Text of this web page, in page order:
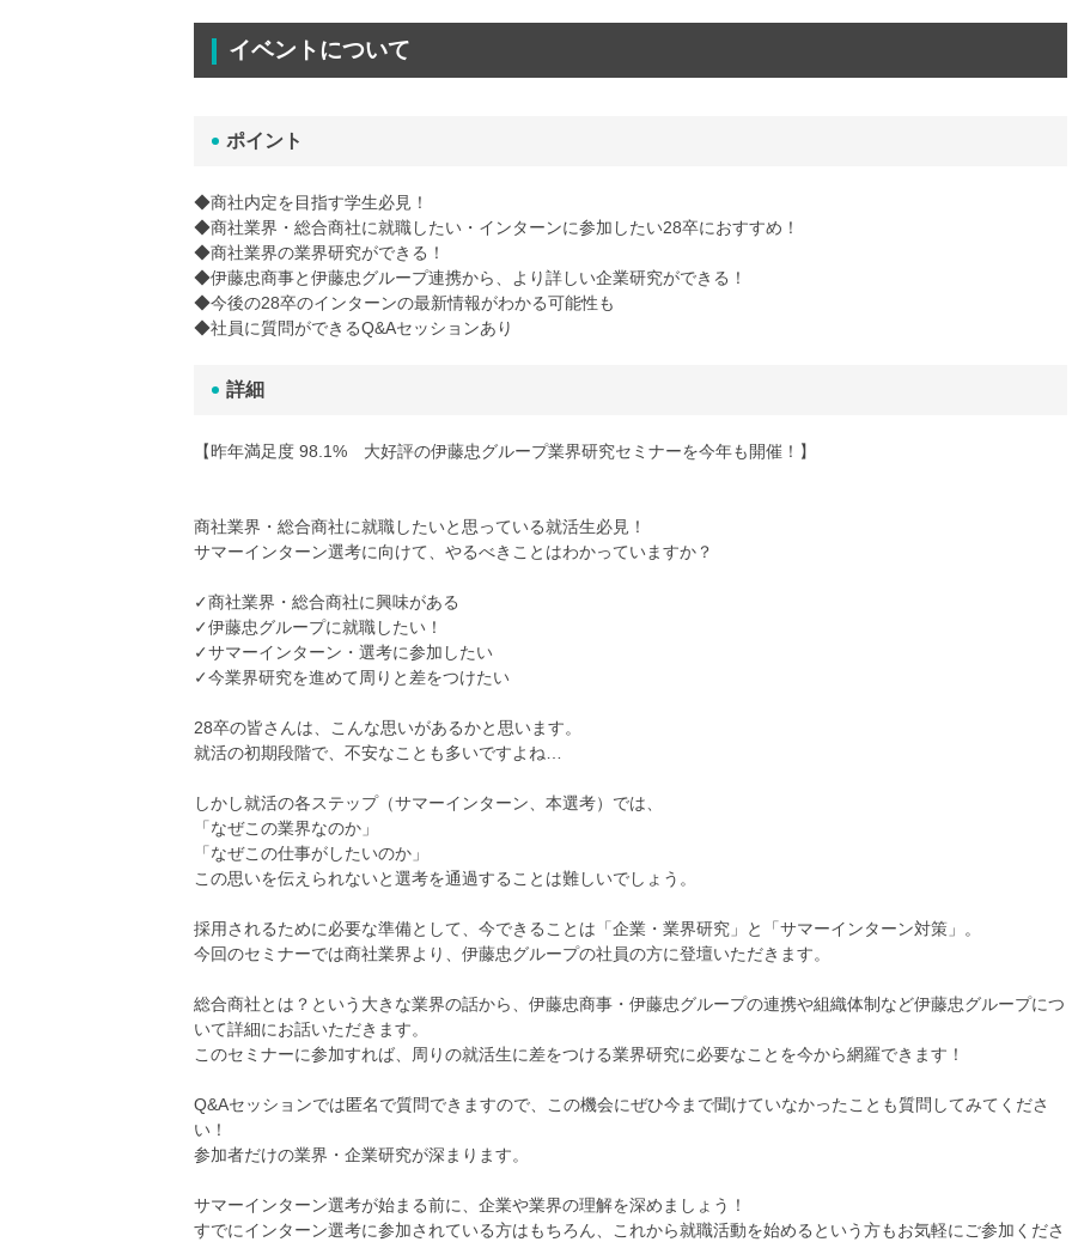
イベントについて
ポイント
◆商社内定を目指す学生必見！
◆商社業界・総合商社に就職したい・インターンに参加したい28卒におすすめ！
◆商社業界の業界研究ができる！
◆伊藤忠商事と伊藤忠グループ連携から、より詳しい企業研究ができる！
◆今後の28卒のインターンの最新情報がわかる可能性も
◆社員に質問ができるQ&Aセッションあり
詳細
【昨年満足度 98.1% 大好評の伊藤忠グループ業界研究セミナーを今年も開催！】
商社業界・総合商社に就職したいと思っている就活生必見！
サマーインターン選考に向けて、やるべきことはわかっていますか？
✓商社業界・総合商社に興味がある
✓伊藤忠グループに就職したい！
✓サマーインターン・選考に参加したい
✓今業界研究を進めて周りと差をつけたい
28卒の皆さんは、こんな思いがあるかと思います。
就活の初期段階で、不安なことも多いですよね…
しかし就活の各ステップ（サマーインターン、本選考）では、
「なぜこの業界なのか」
「なぜこの仕事がしたいのか」
この思いを伝えられないと選考を通過することは難しいでしょう。
採用されるために必要な準備として、今できることは「企業・業界研究」と「サマーインターン対策」。
今回のセミナーでは商社業界より、伊藤忠グループの社員の方に登壇いただきます。
総合商社とは？という大きな業界の話から、伊藤忠商事・伊藤忠グループの連携や組織体制など伊藤忠グループにつ
いて詳細にお話いただきます。
このセミナーに参加すれば、周りの就活生に差をつける業界研究に必要なことを今から網羅できます！
Q&Aセッションでは匿名で質問できますので、この機会にぜひ今まで聞けていなかったことも質問してみてくださ
い！
参加者だけの業界・企業研究が深まります。
サマーインターン選考が始まる前に、企業や業界の理解を深めましょう！
すでにインターン選考に参加されている方はもちろん、これから就職活動を始めるという方もお気軽にご参加くださ